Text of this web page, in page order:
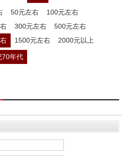
50元左右
100元左右
300元左右
500元左右
1500元左右 2000元以上
70年代